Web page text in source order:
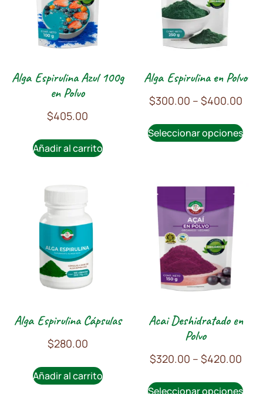
Alga Espirulina Azul 100g
en Polvo
$405.00
Añadir al carrito
Alga Espirulina en Polvo
$300.00 – $400.00
Seleccionar opciones
Alga Espirulina Cápsulas
$280.00
Añadir al carrito
Acai Deshidratado en
Polvo
$320.00 – $420.00
Seleccionar opciones